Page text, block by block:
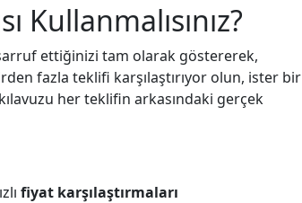
Kullanmalısınız?
ettiğinizi tam olarak göstererek,
fazla teklifi karşılaştırıyor olun, ister bir
her teklifin arkasındaki gerçek
fiyat karşılaştırmaları